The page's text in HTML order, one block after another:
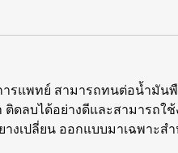
รแพทย์ สามารถทนต่อน้ำมัน
ดลบได้อย่างดีและสามารถใ
งเปลี่ยน ออกแบบมาเฉพาะส